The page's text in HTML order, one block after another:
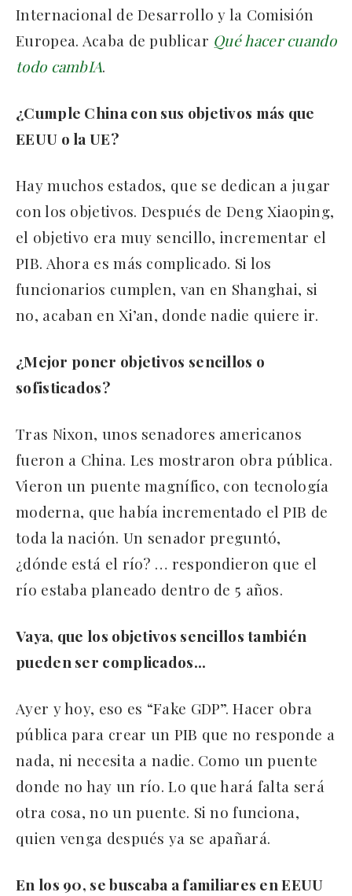
Internacional de Desarrollo y la Comisión
Europea. Acaba de publicar Qué hacer cuando
todo cambIA.
¿Cumple China con sus objetivos más que
EEUU o la UE?
Hay muchos estados, que se dedican a jugar
con los objetivos. Después de Deng Xiaoping,
el objetivo era muy sencillo, incrementar el
PIB. Ahora es más complicado. Si los
funcionarios cumplen, van en Shanghai, si
no, acaban en Xi’an, donde nadie quiere ir.
¿Mejor poner objetivos sencillos o
sofisticados?
Tras Nixon, unos senadores americanos
fueron a China. Les mostraron obra pública.
Vieron un puente magnífico, con tecnología
moderna, que había incrementado el PIB de
toda la nación. Un senador preguntó,
¿dónde está el río? … respondieron que el
río estaba planeado dentro de 5 años.
Vaya, que los objetivos sencillos también
pueden ser complicados…
Ayer y hoy, eso es “Fake GDP”. Hacer obra
pública para crear un PIB que no responde a
nada, ni necesita a nadie. Como un puente
donde no hay un río. Lo que hará falta será
otra cosa, no un puente. Si no funciona,
quien venga después ya se apañará.
En los 90, se buscaba a familiares en EEUU